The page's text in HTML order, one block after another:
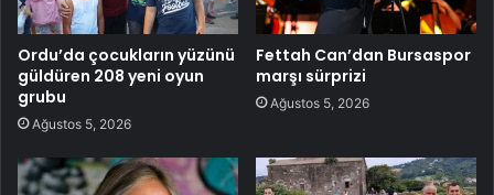
Ordu’da çocukların yüzünü
güldüren 208 yeni oyun
grubu
Ağustos 5, 2026
Fettah Can’dan Bursaspor
marşı sürprizi
Ağustos 5, 2026